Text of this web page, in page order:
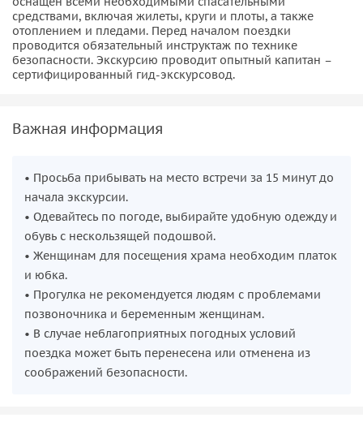
средствами, включая жилеты, круги и плоты, а также
отоплением и пледами. Перед началом поездки
проводится обязательный инструктаж по технике
безопасности. Экскурсию проводит опытный капитан –
сертифицированный гид-экскурсовод.
Важная информация
• Просьба прибывать на место встречи за 15 минут до
начала экскурсии.
• Одевайтесь по погоде, выбирайте удобную одежду и
обувь с нескользящей подошвой.
• Женщинам для посещения храма необходим платок
и юбка.
• Прогулка не рекомендуется людям с проблемами
позвоночника и беременным женщинам.
• В случае неблагоприятных погодных условий
поездка может быть перенесена или отменена из
соображений безопасности.